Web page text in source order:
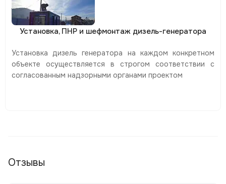
Установка, ПНР и шефмонтаж дизель-генератора
Установка дизель генератора на каждом конкретном
объекте осуществляется в строгом соответствии с
согласованным надзорными органами проектом
Отзывы